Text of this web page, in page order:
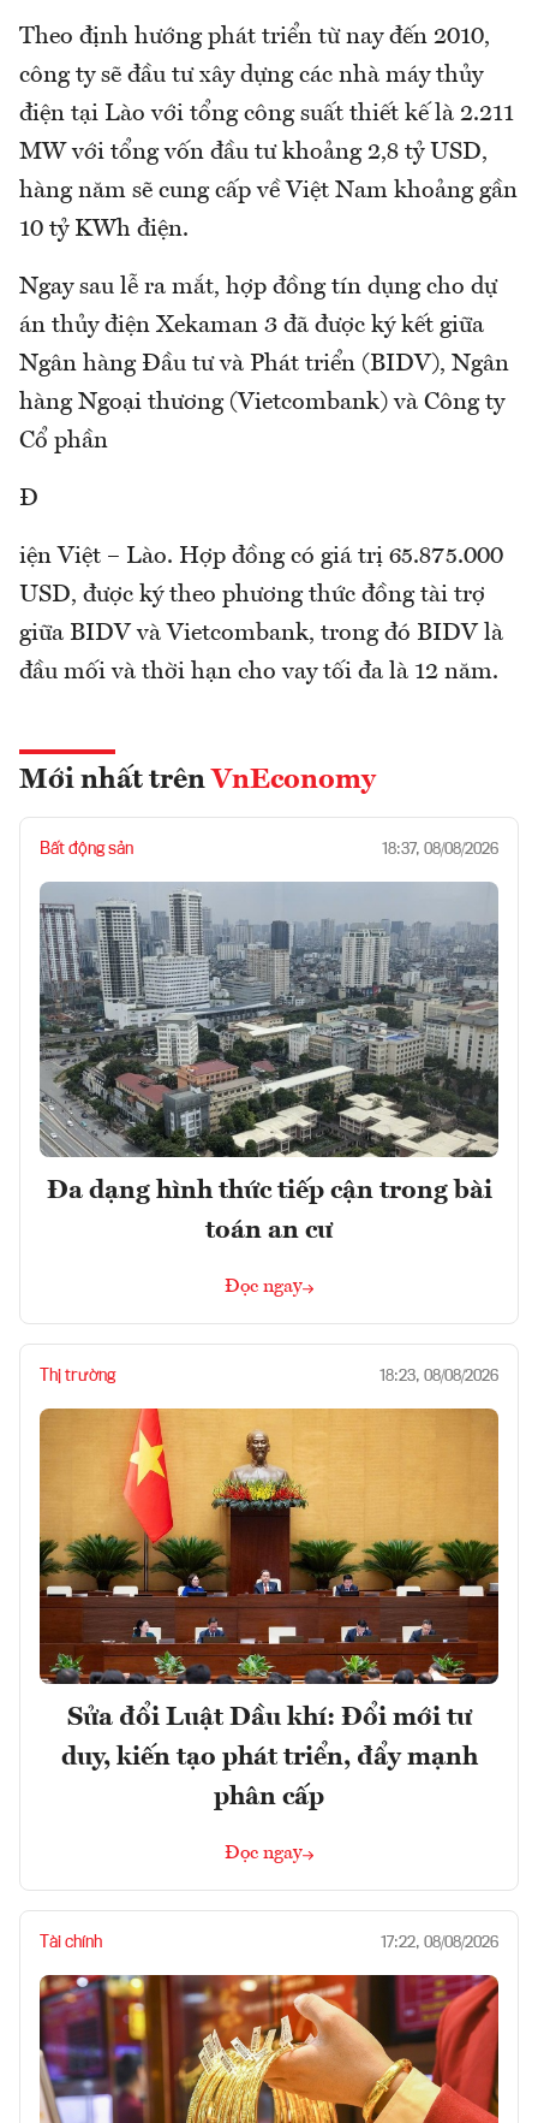
Theo định hướng phát triển từ nay đến 2010,
công ty sẽ đầu tư xây dựng các nhà máy thủy
điện tại Lào với tổng công suất thiết kế là 2.211
MW với tổng vốn đầu tư khoảng 2,8 tỷ USD,
hàng năm sẽ cung cấp về Việt Nam khoảng gần
10 tỷ KWh điện.
Ngay sau lễ ra mắt, hợp đồng tín dụng cho dự
án thủy điện Xekaman 3 đã được ký kết giữa
Ngân hàng Đầu tư và Phát triển (BIDV), Ngân
hàng Ngoại thương (Vietcombank) và Công ty
Cổ phần
Đ
iện Việt – Lào. Hợp đồng có giá trị 65.875.000
USD, được ký theo phương thức đồng tài trợ
giữa BIDV và Vietcombank, trong đó BIDV là
đầu mối và thời hạn cho vay tối đa là 12 năm.
Mới nhất trên VnEconomy
Bất động sản 18:37, 08/08/2026
Đa dạng hình thức tiếp cận trong bài
toán an cư
Đọc ngay
Thị trường 18:23, 08/08/2026
Sửa đổi Luật Dầu khí: Đổi mới tư
duy, kiến tạo phát triển, đẩy mạnh
phân cấp
Đọc ngay
Tài chính 17:22, 08/08/2026